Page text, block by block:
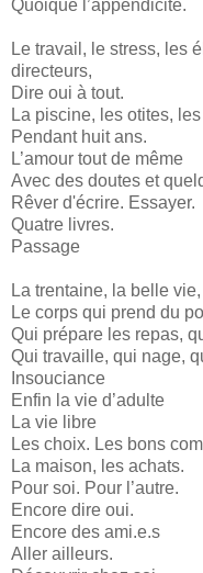
Quoique l’appendicite.
Le travail, le stress, les
directeurs,
Dire oui à tout.
La piscine, les otites,
Pendant huit ans.
L’amour tout de même
Avec des doutes et
Rêver d'écrire. Essayer.
Quatre livres.
Passage
La trentaine, la belle
Le corps qui prend du
Qui prépare les repas,
Qui travaille, qui nage,
Insouciance
Enfin la vie d’adulte
La vie libre
Les choix. Les bons
La maison, les achats.
Pour soi. Pour l’autre.
Encore dire oui.
Encore des ami.e.s
Aller ailleurs.